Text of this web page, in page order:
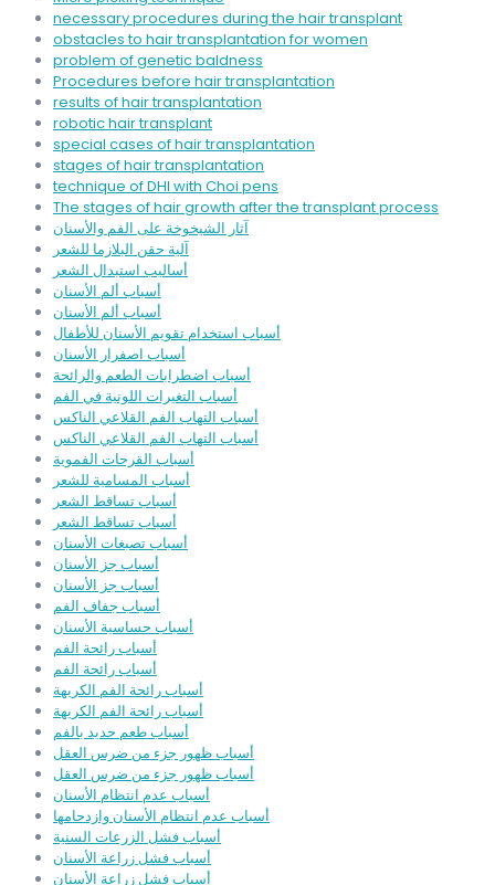
necessary procedures during the hair transplant
obstacles to hair transplantation for women
problem of genetic baldness
Procedures before hair transplantation
results of hair transplantation
robotic hair transplant
special cases of hair transplantation
stages of hair transplantation
technique of DHI with Choi pens
The stages of hair growth after the transplant process
آثار الشيخوخة على الفم والأسنان
آلية حقن البلازما للشعر
أساليب استبدال الشعر
أسباب ألم الأسنان
أسباب ألم الأسنان
أسباب استخدام تقويم الأسنان للأطفال
أسباب اصفرار الأسنان
أسباب اضطرابات الطعم والرائحة
أسباب التغيرات اللونية في الفم
أسباب التهاب الفم القلاعي الناكس
أسباب التهاب الفم القلاعي الناكس
أسباب القرحات الفموية
أسباب المسامية للشعر
أسباب تساقط الشعر
أسباب تساقط الشعر
أسباب تصبغات الأسنان
أسباب جز الأسنان
أسباب جز الأسنان
أسباب جفاف الفم
أسباب حساسية الأسنان
أسباب رائحة الفم
أسباب رائحة الفم
أسباب رائحة الفم الكريهة
أسباب رائحة الفم الكريهة
أسباب طعم حديد بالفم
أسباب ظهور جزء من ضرس العقل
أسباب ظهور جزء من ضرس العقل
أسباب عدم انتظام الأسنان
أسباب عدم انتظام الأسنان وازدحامها
أسباب فشل الزرعات السنية
أسباب فشل زراعة الأسنان
أسباب فشل زراعة الأسنان